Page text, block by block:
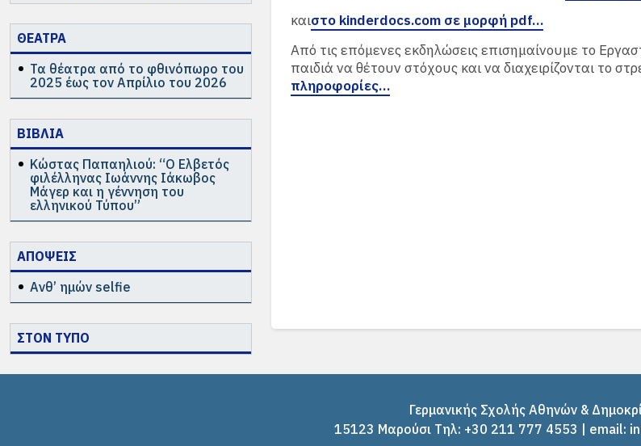
ΘΕΑΤΡΑ
Τα θέατρα από το φθινόπωρο του
2025 έως τον Απρίλιο του 2026
ΒΙΒΛΙΑ
Κώστας Παπαηλιού: “Ο Ελβετός
φιλέλληνας Ιωάννης Ιάκωβος
Μάγερ και η γέννηση του
ελληνικού Τύπου”
ΑΠΟΨΕΙΣ
Ανθ’ ημών selfie
ΣΤΟΝ ΤΥΠΟ
καιστο kinderdocs.com σε μορφή pdf…
Από τις επόμενες εκδηλώσεις επισημαίνουμε το
παιδιά να θέτουν στόχους και να διαχειρίζονται το
πληροφορίες…
Γερμανικής Σχολής Αθηνών &
15123 Μαρούσι Tηλ: +30 211 777 4553 | email: